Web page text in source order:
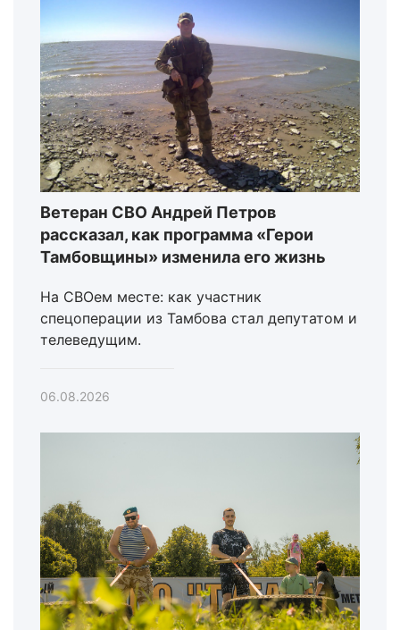
Ветеран СВО Андрей Петров
рассказал, как программа «Герои
Тамбовщины» изменила его жизнь
На СВОем месте: как участник
спецоперации из Тамбова стал депутатом и
телеведущим.
06.08.2026